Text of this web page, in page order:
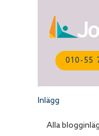
010-55
Inlägg
Alla
Lena